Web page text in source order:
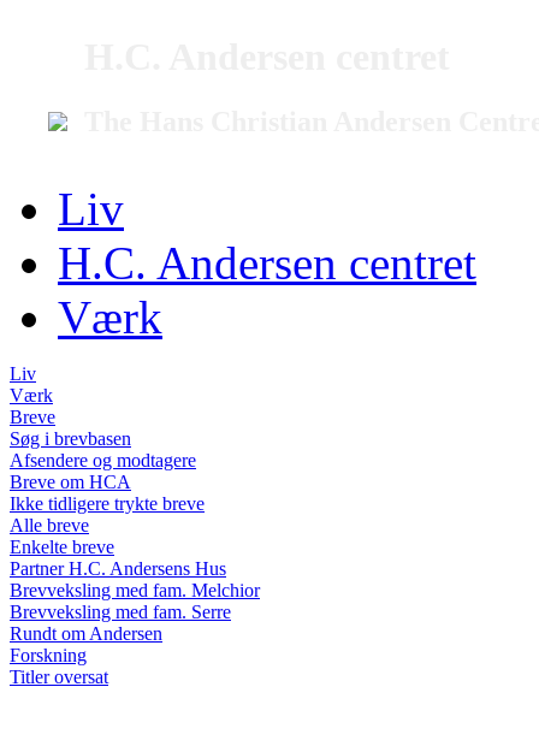
Liv
H.C. Andersen centret
Værk
Liv
Værk
Breve
Søg i brevbasen
Afsendere og modtagere
Breve om HCA
Ikke tidligere trykte breve
Alle breve
Enkelte breve
Partner H.C. Andersens Hus
Brevveksling med fam. Melchior
Brevveksling med fam. Serre
Rundt om Andersen
Forskning
Titler oversat